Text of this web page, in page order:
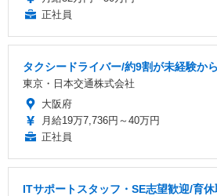
正社員
タクシードライバー/約9割が未経験か
東京・日本交通株式会社
大阪府
月給19万7,736円～40万円
正社員
ITサポートスタッフ・SE志望歓迎/育